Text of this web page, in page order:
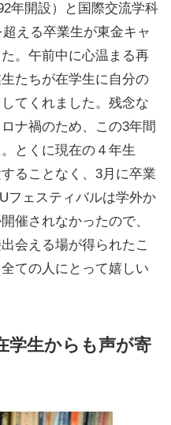
年開設）と国際交流学科
超える卒業生が東金キャ
。午前中に心温まる再
たちが在学生に自分の
てくれました。残念な
ナ禍のため、この3年間
とくに現在の４年生
ることなく、3月に卒業
フェスティバルは学外か
催されなかったので、
会える場が得られたこ
ての人にとって嬉しい
学生からも声が寄